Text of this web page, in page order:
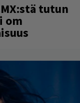
tutun
om